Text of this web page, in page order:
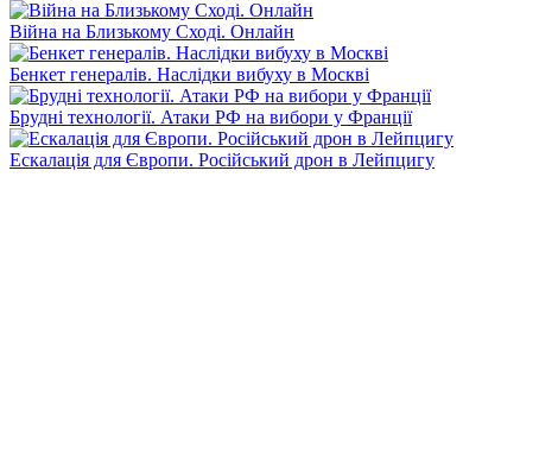
Війна на Близькому Сході. Онлайн
Бенкет генералів. Наслідки вибуху в Москві
Брудні технології. Атаки РФ на вибори у Франції
Ескалація для Європи. Російський дрон в Лейпцигу